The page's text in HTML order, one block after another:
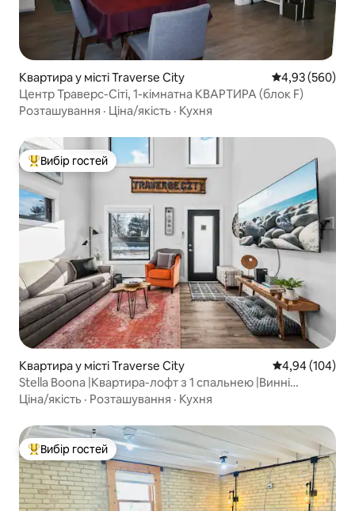
Квартира у місті Traverse City Середня
4,93 (560)
Центр Траверс-Сіті, 1-кімнатна КВАРТИРА (блок F)
Розташування · Ціна/якість · Кухня
Топ вибір гостей
Вибір гостей
Квартира у місті Traverse City Середня
4,94 (104)
Stella Boona |Квартира-лофт з 1 спальнею |Винні
погреби |Пляжі.
Ціна/якість · Розташування · Кухня
Топ вибір гостей
Вибір гостей